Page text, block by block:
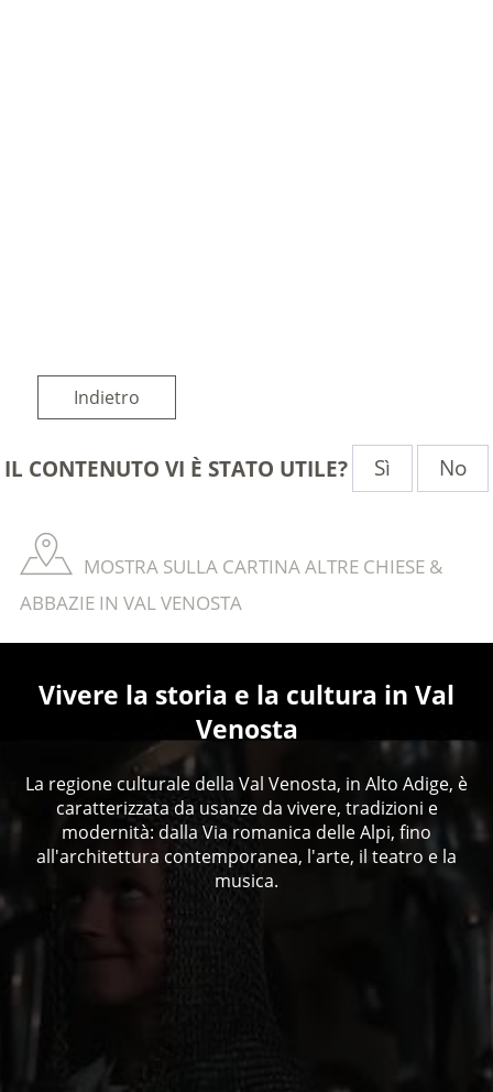
Indietro
IL CONTENUTO VI È STATO UTILE? Sì No
MOSTRA SULLA CARTINA ALTRE CHIESE &
ABBAZIE IN VAL VENOSTA
Vivere la storia e la cultura in Val
Venosta
La regione culturale della Val Venosta, in Alto Adige, è
caratterizzata da usanze da vivere, tradizioni e
modernità: dalla Via romanica delle Alpi, fino
all'architettura contemporanea, l'arte, il teatro e la
musica.